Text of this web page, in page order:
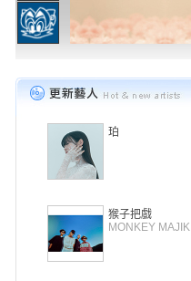
珀
猴子把戲
MONKEY MAJIK